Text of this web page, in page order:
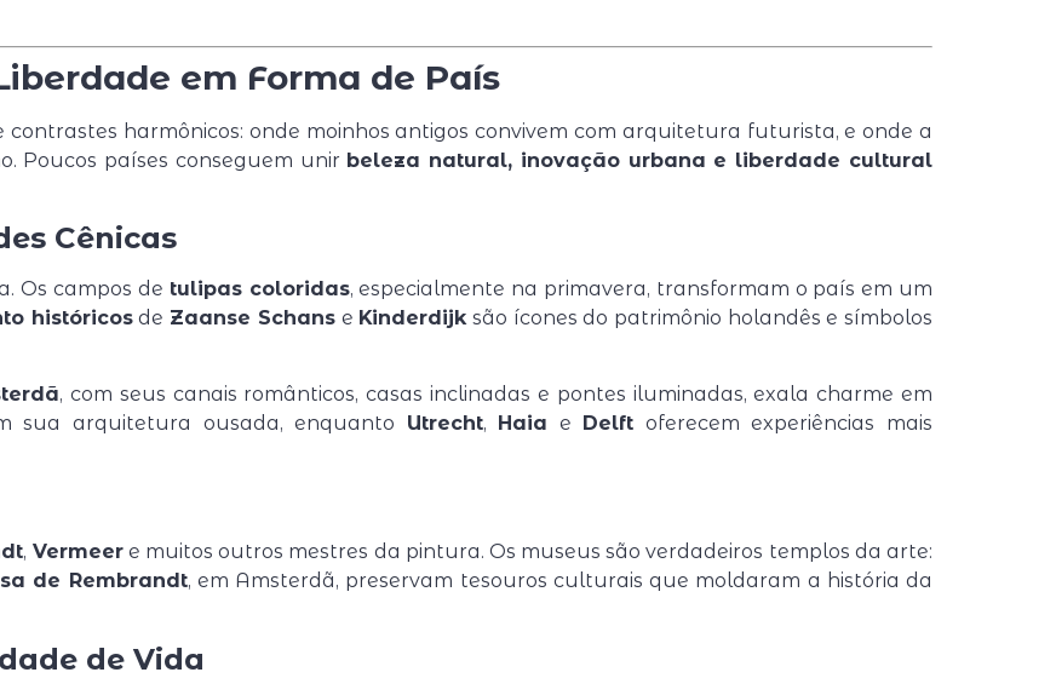
em Forma de País
contrastes harmônicos: onde moinhos antigos convivem com arquitetura futurista, e onde a
Poucos países conseguem unir beleza natural, inovação urbana e liberdade cultural
Cênicas
Os campos de tulipas coloridas, especialmente na primavera, transformam o país em um
históricosde Zaanse Schanse Kinderdijksão ícones do patrimônio holandês e símbolos
, com seus canais românticos, casas inclinadas e pontes iluminadas, exala charme em
sua arquitetura ousada, enquanto Utrecht, Haia e Delft oferecem experiências mais
, Vermeere muitos outros mestres da pintura. Os museus são verdadeiros templos da arte:
de Rembrandt, em Amsterdã, preservam tesouros culturais que moldaram a história da
de Vida